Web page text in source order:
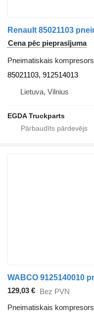
Cena pēc pieprasījuma
Pneimatiskais kompresors
85021103, 912514013
Lietuva, Vilnius
EGDA Truckparts
129,03 € Bez PVN
Pneimatiskais kompresors